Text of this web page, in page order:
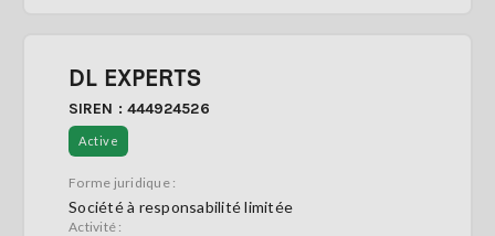
DL EXPERTS
SIREN : 444924526
Active
Forme juridique :
Société à responsabilité limitée
Activité :